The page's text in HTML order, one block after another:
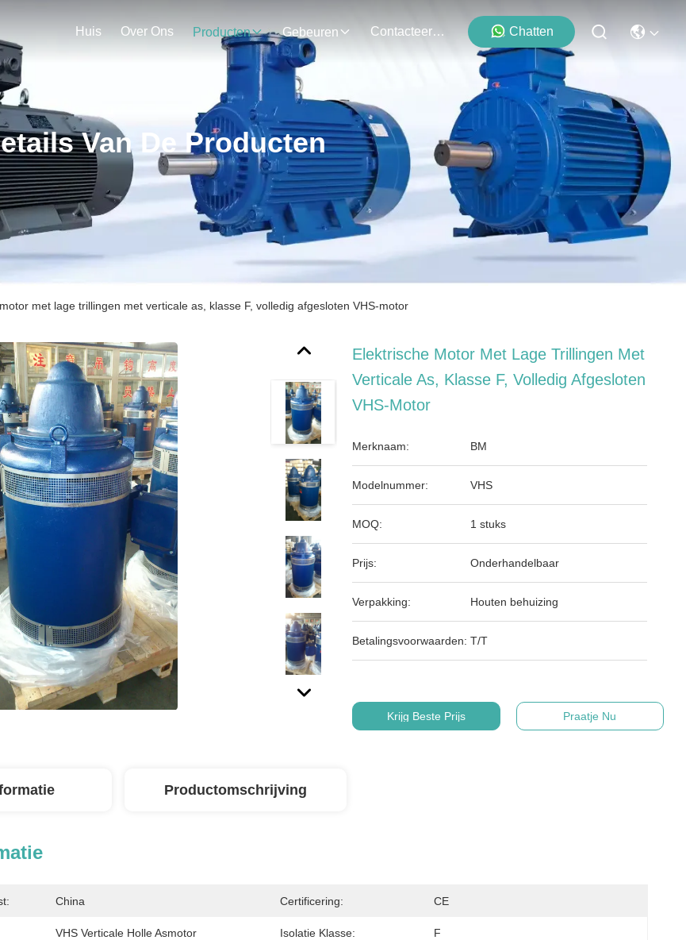
Huis Over Ons Producten Gebeuren Contacteer Ons Chatten
Van De Producten
met lage trillingen met verticale as, klasse F, volledig afgesloten VHS-motor
Elektrische Motor Met Lage Trillingen Met
Verticale As, Klasse F, Volledig Afgesloten
VHS-Motor
Merknaam: BM
Modelnummer: VHS
MOQ: 1 stuks
Prijs: Onderhandelbaar
Verpakking: Houten behuizing
Betalingsvoorwaarden: T/T
Krijg Beste Prijs Praatje Nu
Productomschrijving
China Certificering: CE
VHS Verticale Holle Asmotor Isolatie Klasse: F